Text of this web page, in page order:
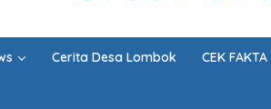
Cerita Desa Lombok CEK FAKTA